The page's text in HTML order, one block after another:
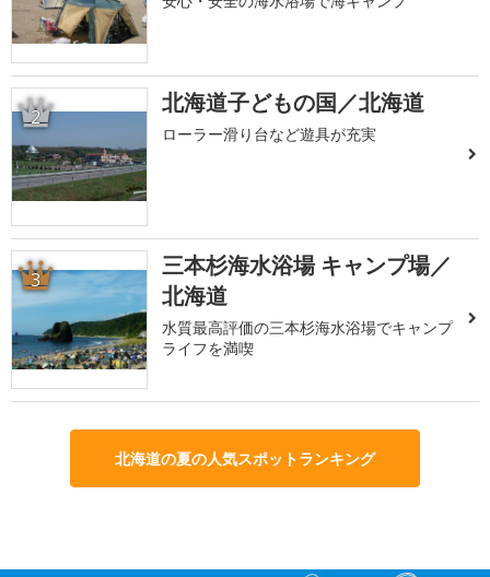
2 北海道子どもの国／北海道
ローラー滑り台など遊具が充実
3
三本杉海水浴場 キャンプ場／
北海道
水質最高評価の三本杉海水浴場でキャンプ
ライフを満喫
北海道の夏の人気スポットランキング